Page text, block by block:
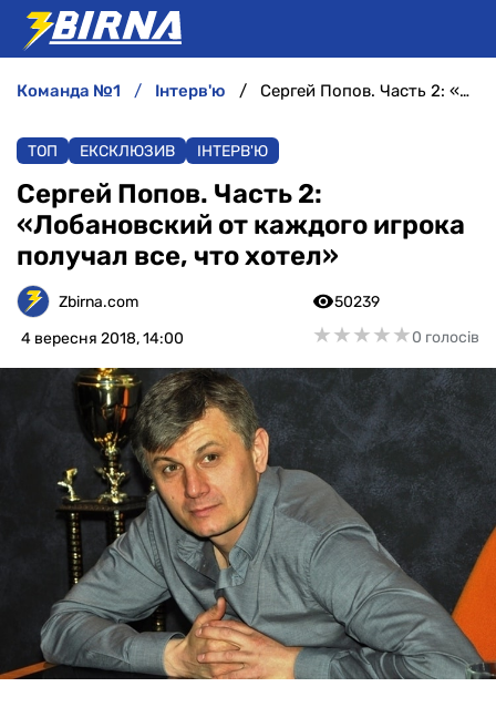
АНАЛІТИКА
ІНТЕРВ'Ю
РІЗНЕ
БУКМЕКЕРИ
команда №1 інтерв'ю Сергей Попов. Часть 2: «Лобановский от каждого игрока получал все, что хотел»
ТОП ЕКСКЛЮЗИВ ІНТЕРВ'Ю
Сергей Попов. Часть 2:
«Лобановский от каждого игрока
получал все, что хотел»
Zbirna.com
4 вересня 2018, 14:00
50239
★★★★★
★★★★★0 голосів